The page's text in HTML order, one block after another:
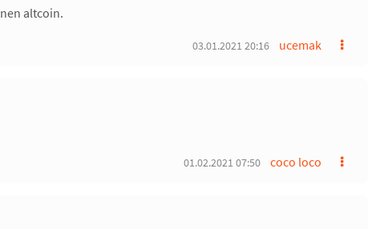
altcoin.
ucemak
03.01.2021 20:16
coco loco
01.02.2021 07:50